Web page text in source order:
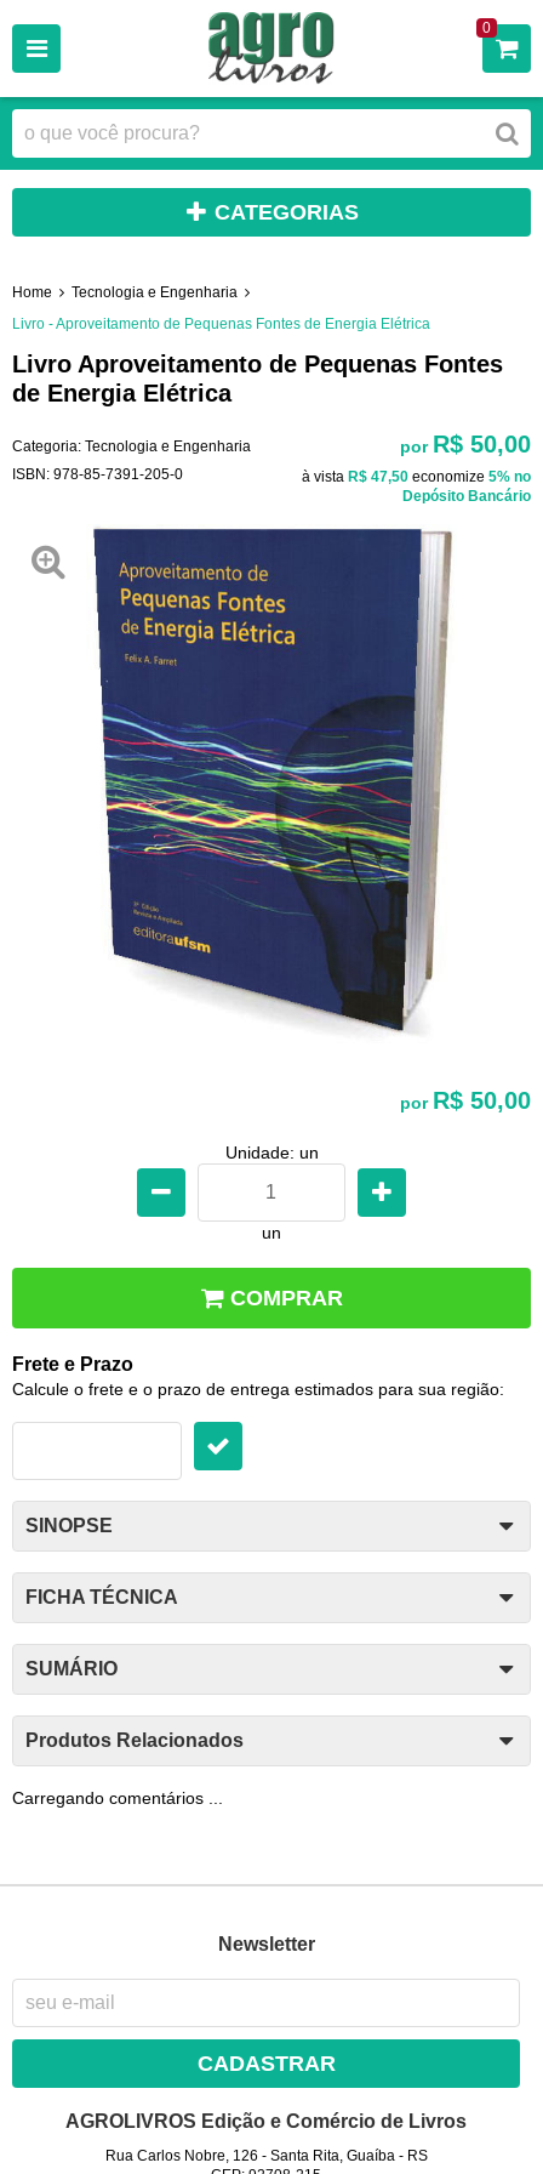
0
CATEGORIAS
Home
Tecnologia e Engenharia
Livro - Aproveitamento de Pequenas Fontes de Energia Elétrica
Livro Aproveitamento de Pequenas Fontes
de Energia Elétrica
Categoria: Tecnologia e Engenharia
ISBN: 978-85-7391-205-0
por R$ 50,00
à vista R$ 47,50 economize 5% no
Depósito Bancário
por R$ 50,00
Unidade: un
un
COMPRAR
Frete e Prazo
Calcule o frete e o prazo de entrega estimados para sua região:
SINOPSE
FICHA TÉCNICA
SUMÁRIO
Produtos Relacionados
Carregando comentários ...
Newsletter
CADASTRAR
AGROLIVROS Edição e Comércio de Livros
Rua Carlos Nobre, 126 - Santa Rita, Guaíba- RS